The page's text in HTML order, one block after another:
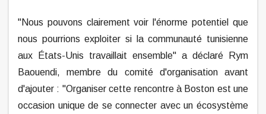
"Nous pouvons clairement voir l'énorme potentiel que
nous pourrions exploiter si la communauté tunisienne
aux États-Unis travaillait ensemble" a déclaré Rym
Baouendi, membre du comité d'organisation avant
d'ajouter : "Organiser cette rencontre à Boston est une
occasion unique de se connecter avec un écosystème